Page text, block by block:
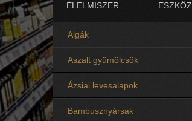
ÉLELMISZER ESZKÖZ
Algák
Aszalt gyümölcsök
Ázsiai levesalapok
Bambusznyársak